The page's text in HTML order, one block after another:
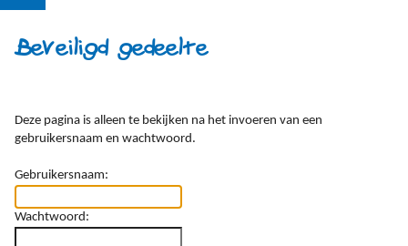
Beveiligd gedeelte
Deze pagina is alleen te bekijken na het invoeren van een
gebruikersnaam en wachtwoord.
Gebruikersnaam:
Wachtwoord: